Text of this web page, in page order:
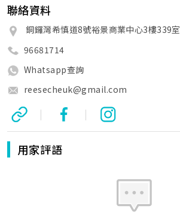
聯絡資料
銅鑼灣希慎道8號裕景商業中心3樓339室
96681714
Whatsapp查詢
reesecheuk@gmail.com
| |
用家評語